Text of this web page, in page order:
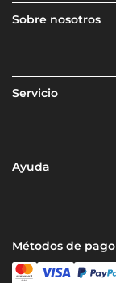
Sobre nosotros
Servicio
Ayuda
Métodos de pago